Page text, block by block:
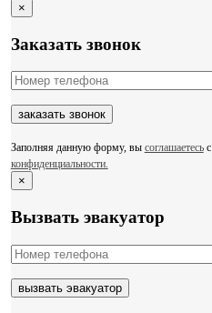
×
Заказать звонок
Заполняя данную форму, вы соглашаетесьс
конфиденциальности.
×
Вызвать эвакуатор